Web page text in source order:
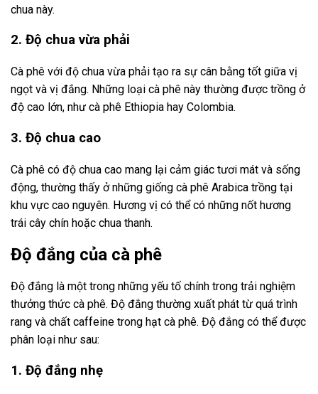
chua này.
2. Độ chua vừa phải
Cà phê với độ chua vừa phải tạo ra sự cân bằng tốt giữa vị
ngọt và vị đắng. Những loại cà phê này thường được trồng ở
độ cao lớn, như cà phê Ethiopia hay Colombia.
3. Độ chua cao
Cà phê có độ chua cao mang lại cảm giác tươi mát và sống
động, thường thấy ở những giống cà phê Arabica trồng tại
khu vực cao nguyên. Hương vị có thể có những nốt hương
trái cây chín hoặc chua thanh.
Độ đắng của cà phê
Độ đắng là một trong những yếu tố chính trong trải nghiệm
thưởng thức cà phê. Độ đắng thường xuất phát từ quá trình
rang và chất caffeine trong hạt cà phê. Độ đắng có thể được
phân loại như sau:
1. Độ đắng nhẹ